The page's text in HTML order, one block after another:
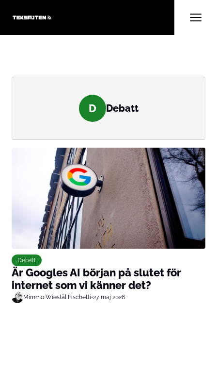
D Debatt
Debatt
Är Googles AI början på slutet för
internet som vi känner det?
Mimmo Wiestål Fischetti•27. maj 2026